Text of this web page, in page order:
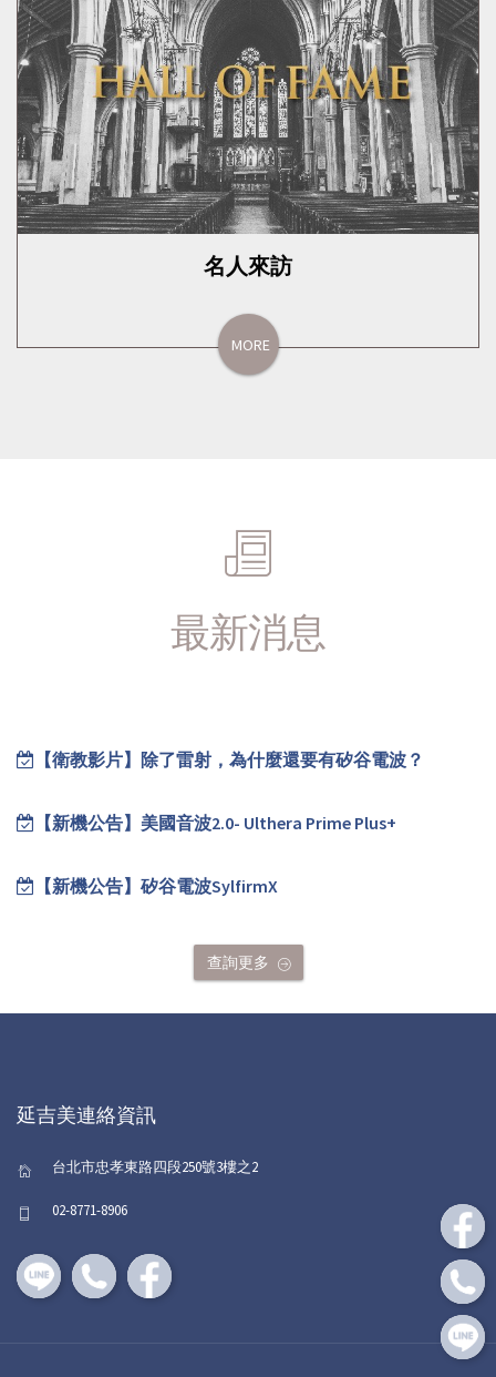
名人來訪
MORE
最新消息
【衛教影片】除了雷射，為什麼還要有矽谷電波？
【新機公告】美國音波2.0- Ulthera Prime Plus+
【新機公告】矽谷電波SylfirmX
查詢更多
延吉美連絡資訊
台北市忠孝東路四段250號3樓之2
02-8771-8906